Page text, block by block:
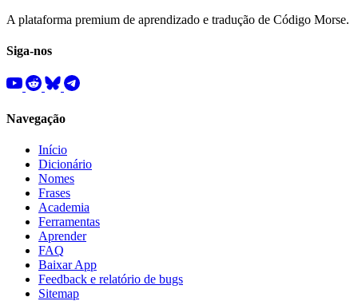
A plataforma premium de aprendizado e tradução de Código Morse.
Siga-nos
Navegação
Início
Dicionário
Nomes
Frases
Academia
Ferramentas
Aprender
FAQ
Baixar App
Feedback e relatório de bugs
Sitemap